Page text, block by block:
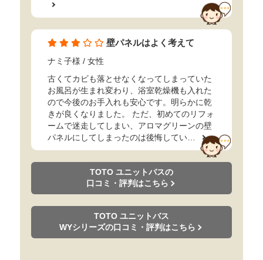
壁パネルはよく考えて
ナミ子様 / 女性
古くてカビも落とせなくなってしまっていた
お風呂が生まれ変わり、浴室乾燥機も入れた
ので今後のお手入れも安心です。明らかに乾
きが良くなりました。 ただ、初めてのリフォ
ームで迷走してしまい、アロマグリーンの壁
パネルにしてしまったのは後悔してい…
TOTO ユニットバスの
口コミ・評判はこちら
TOTO ユニットバス
WYシリーズの口コミ・評判はこちら